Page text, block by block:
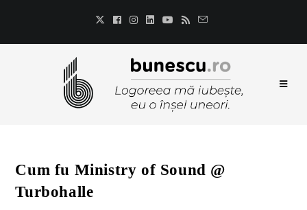
Cum fu Ministry of Sound @
Turbohalle